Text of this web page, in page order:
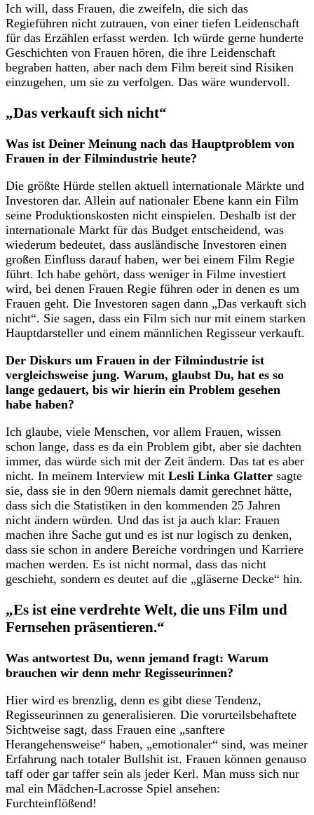
Ich will, dass Frauen, die zweifeln, die sich das
Regieführen nicht zutrauen, von einer tiefen Leidenschaft
für das Erzählen erfasst werden. Ich würde gerne hunderte
Geschichten von Frauen hören, die ihre Leidenschaft
begraben hatten, aber nach dem Film bereit sind Risiken
einzugehen, um sie zu verfolgen. Das wäre wundervoll.
„Das verkauft sich nicht“
Was ist Deiner Meinung nach das Hauptproblem von
Frauen in der Filmindustrie heute?
Die größte Hürde stellen aktuell internationale Märkte und
Investoren dar. Allein auf nationaler Ebene kann ein Film
seine Produktionskosten nicht einspielen. Deshalb ist der
internationale Markt für das Budget entscheidend, was
wiederum bedeutet, dass ausländische Investoren einen
großen Einfluss darauf haben, wer bei einem Film Regie
führt. Ich habe gehört, dass weniger in Filme investiert
wird, bei denen Frauen Regie führen oder in denen es um
Frauen geht. Die Investoren sagen dann „Das verkauft sich
nicht“. Sie sagen, dass ein Film sich nur mit einem starken
Hauptdarsteller und einem männlichen Regisseur verkauft.
Der Diskurs um Frauen in der Filmindustrie ist
vergleichsweise jung. Warum, glaubst Du, hat es so
lange gedauert, bis wir hierin ein Problem gesehen
habe haben?
Ich glaube, viele Menschen, vor allem Frauen, wissen
schon lange, dass es da ein Problem gibt, aber sie dachten
immer, das würde sich mit der Zeit ändern. Das tat es aber
nicht. In meinem Interview mit Lesli Linka Glatter sagte
sie, dass sie in den 90ern niemals damit gerechnet hätte,
dass sich die Statistiken in den kommenden 25 Jahren
nicht ändern würden. Und das ist ja auch klar: Frauen
machen ihre Sache gut und es ist nur logisch zu denken,
dass sie schon in andere Bereiche vordringen und Karriere
machen werden. Es ist nicht normal, dass das nicht
geschieht, sondern es deutet auf die „gläserne Decke“ hin.
„Es ist eine verdrehte Welt, die uns Film und
Fernsehen präsentieren.“
Was antwortest Du, wenn jemand fragt: Warum
brauchen wir denn mehr Regisseurinnen?
Hier wird es brenzlig, denn es gibt diese Tendenz,
Regisseurinnen zu generalisieren. Die vorurteilsbehaftete
Sichtweise sagt, dass Frauen eine „sanftere
Herangehensweise“ haben, „emotionaler“ sind, was meiner
Erfahrung nach totaler Bullshit ist. Frauen können genauso
taff oder gar taffer sein als jeder Kerl. Man muss sich nur
mal ein Mädchen-Lacrosse Spiel ansehen:
Furchteinflößend!